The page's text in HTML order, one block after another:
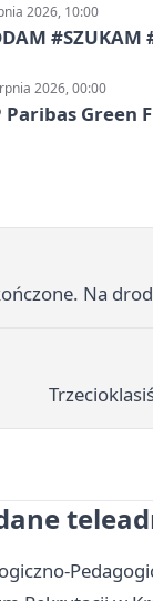
2026, 10:00
#SZUKAM
2026, 00:00
Paribas Green
Na